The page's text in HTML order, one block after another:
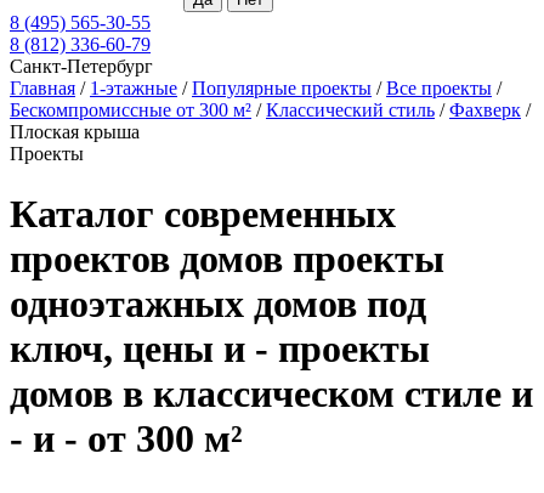
8 (495) 565-30-55
8 (812) 336-60-79
Санкт-Петербург
Главная / 1-этажные /Популярные проекты /Все проекты /
Бескомпромиссные от 300 м² /Классический стиль /Фахверк /
Плоская крыша
Проекты
Каталог современных
проектов домов проекты
одноэтажных домов под
ключ, цены и - проекты
домов в классическом стиле и
- и - от 300 м²